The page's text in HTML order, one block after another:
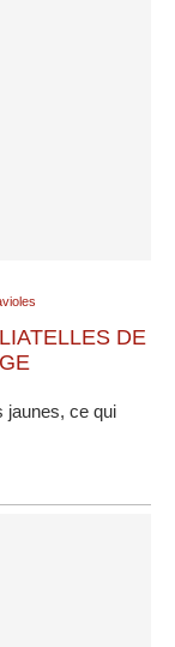
DE
jaunes, ce qui